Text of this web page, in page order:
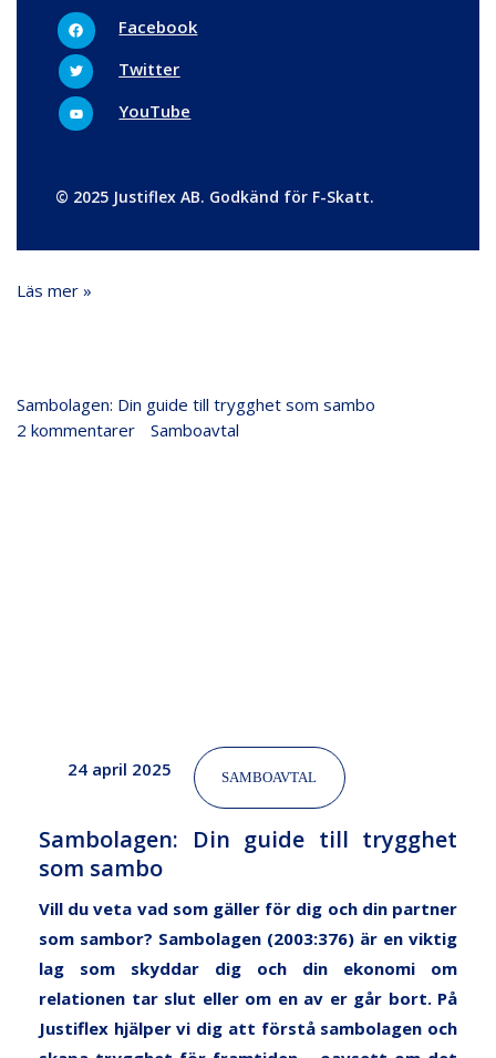
F
a
c
e
b
o
o
k
Facebook
T
w
i
t
t
e
Twitter
Y
o
u
YouTube
© 2025 Justiflex AB. Godkänd för F-Skatt.
Läs mer »
Sambolagen: Din guide till trygghet som sambo
2 kommentarer
Samboavtal
24 april 2025 SAMBOAVTAL
Sambolagen: Din guide till trygghet
som sambo
Vill du veta vad som gäller för dig och din partner
som sambor? Sambolagen (2003:376) är en viktig
lag som skyddar dig och din ekonomi om
relationen tar slut eller om en av er går bort. På
Justiflex hjälper vi dig att förstå sambolagen och
Din
guide